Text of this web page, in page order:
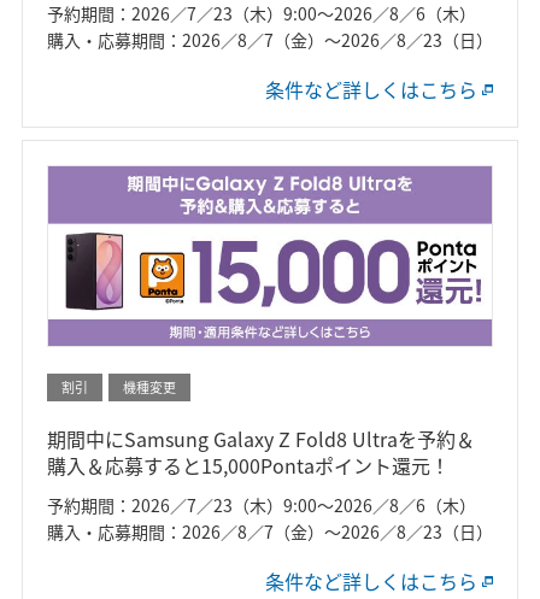
予約期間：2026／7／23（木）9:00～2026／8／6（木）
購入・応募期間：2026／8／7（金）～2026／8／23（日）
条件など詳しくはこちら
割引 機種変更
期間中にSamsung Galaxy Z Fold8 Ultraを予約＆
購入＆応募すると15,000Pontaポイント還元！
予約期間：2026／7／23（木）9:00～2026／8／6（木）
購入・応募期間：2026／8／7（金）～2026／8／23（日）
条件など詳しくはこちら